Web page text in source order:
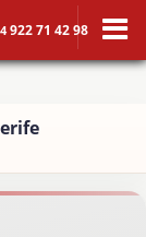
922 71 42 98